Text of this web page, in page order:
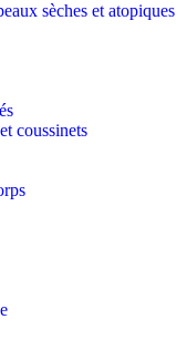
sèches et atopiques
coussinets